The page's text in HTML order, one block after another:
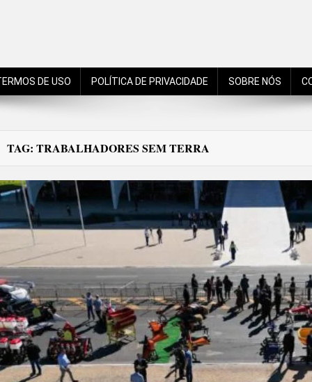
DE USO POLÍTICA DE PRIVACIDADE SOBRE NÓS
TAG: TRABALHADORES SEM TERRA